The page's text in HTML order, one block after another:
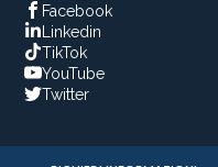
Facebook
Linkedin
TikTok
YouTube
Twitter